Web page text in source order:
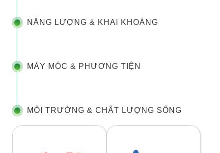
NĂNG LƯỢNG & KHAI KHOÁNG
MÁY MÓC & PHƯƠNG TIỆN
MÔI TRƯỜNG & CHẤT LƯỢNG SỐNG